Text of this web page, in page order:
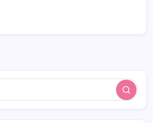
Search